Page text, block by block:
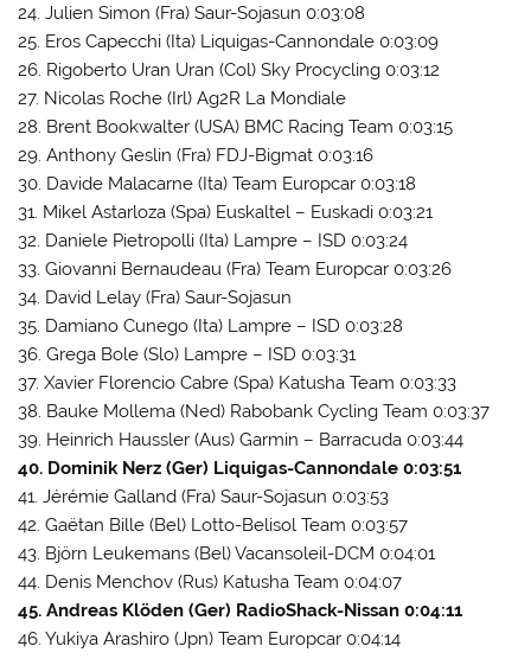
24. Julien Simon (Fra) Saur-Sojasun 0:03:08
25. Eros Capecchi (Ita) Liquigas-Cannondale 0:03:09
26. Rigoberto Uran Uran (Col) Sky Procycling 0:03:12
27. Nicolas Roche (Irl) Ag2R La Mondiale
28. Brent Bookwalter (USA) BMC Racing Team 0:03:15
29. Anthony Geslin (Fra) FDJ-Bigmat 0:03:16
30. Davide Malacarne (Ita) Team Europcar 0:03:18
31. Mikel Astarloza (Spa) Euskaltel – Euskadi 0:03:21
32. Daniele Pietropolli (Ita) Lampre – ISD 0:03:24
33. Giovanni Bernaudeau (Fra) Team Europcar 0:03:26
34. David Lelay (Fra) Saur-Sojasun
35. Damiano Cunego (Ita) Lampre – ISD 0:03:28
36. Grega Bole (Slo) Lampre – ISD 0:03:31
37. Xavier Florencio Cabre (Spa) Katusha Team 0:03:33
38. Bauke Mollema (Ned) Rabobank Cycling Team 0:03:37
39. Heinrich Haussler (Aus) Garmin – Barracuda 0:03:44
40. Dominik Nerz (Ger) Liquigas-Cannondale 0:03:51
41. Jérémie Galland (Fra) Saur-Sojasun 0:03:53
42. Gaëtan Bille (Bel) Lotto-Belisol Team 0:03:57
43. Björn Leukemans (Bel) Vacansoleil-DCM 0:04:01
44. Denis Menchov (Rus) Katusha Team 0:04:07
45. Andreas Klöden (Ger) RadioShack-Nissan 0:04:11
46. Yukiya Arashiro (Jpn) Team Europcar 0:04:14